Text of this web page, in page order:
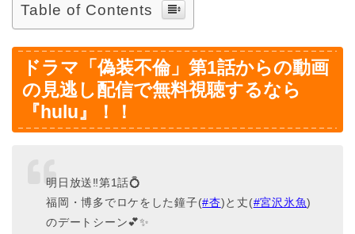
Table of Contents
ドラマ「偽装不倫」第1話からの動画
の見逃し配信で無料視聴するなら
『hulu』！！
明日放送‼️第1話💍
福岡・博多でロケをした鐘子(#杏)と丈(#宮沢氷魚)
のデートシーン💕✨